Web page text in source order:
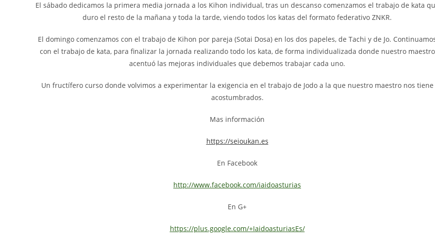
El sábado dedicamos la primera media jornada a los Kihon individual, tras un descanso comenzamos el trabajo de kata
duro el resto de la mañana y toda la tarde, viendo todos los katas del formato federativo ZNKR.
El domingo comenzamos con el trabajo de Kihon por pareja (Sotai Dosa) en los dos papeles, de Tachi y de Jo.
con el trabajo de kata, para finalizar la jornada realizando todo los kata, de forma individualizada donde nuestro maestro
acentuó las mejoras individuales que debemos trabajar cada uno.
Un fructífero curso donde volvimos a experimentar la exigencia en el trabajo de Jodo a la que nuestro maestro nos tiene
acostumbrados.
Mas información
https://seioukan.es
En Facebook
http://www.facebook.com/iaidoasturias
En G+
https://plus.google.com/+IaidoasturiasEs/